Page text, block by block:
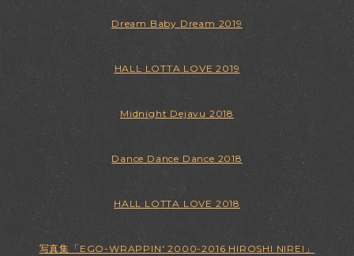
Dream Baby Dream 2019
HALL LOTTA LOVE 2019
Midnight Dejavu 2018
Dance Dance Dance 2018
HALL LOTTA LOVE 2018
写真集「EGO-WRAPPIN' 2000-2016 HIROSHI NIREI」